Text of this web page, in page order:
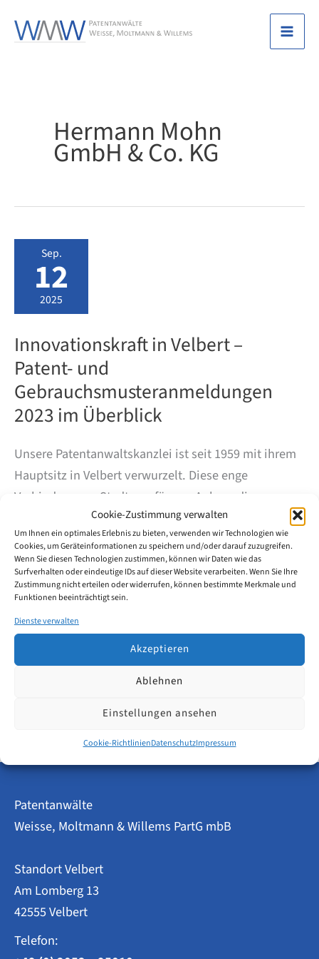
Cookie-Zustimmung verwalten
Um Ihnen ein optimales Erlebnis zu bieten, verwenden wir Technologien wie
Cookies, um Geräteinformationen zu speichern und/oder darauf zuzugreifen.
Wenn Sie diesen Technologien zustimmen, können wir Daten wie das
Surfverhalten oder eindeutige IDs auf dieser Website verarbeiten. Wenn Sie Ihre
Zustimmung nicht erteilen oder widerrufen, können bestimmte Merkmale und
Funktionen beeinträchtigt sein.
Dienste verwalten
Akzeptieren
Ablehnen
Einstellungen ansehen
Cookie-RichtlinienDatenschutzImpressum
Inhalt
Hermann Mohn
GmbH & Co. KG
Sep.
12
2025
Innovationskraft in Velbert –
Patent- und
Gebrauchsmusteranmeldungen
2023 im Überblick
Unsere Patentanwaltskanzlei ist seit 1959 mit ihrem
Hauptsitz in Velbert verwurzelt. Diese enge
Verbindung zur Stadt war für uns Anlass, die
Innovationskraft der hier ansässigen Unternehmen
genauer zu untersuchen.
2023 wurden in Velbert 99 Patente und
Gebrauchsmuster beim DPMA angemeldet, vor allem
durch die großen Automobilzulieferer Huf und
Gebrauchsmusteranmeldungen
Überblick
Patentanwälte
Weisse, Moltmann & Willems PartG mbB
Standort Velbert
Am Lomberg 13
42555 Velbert
Telefon: